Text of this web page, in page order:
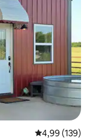
Průměrné
4,99 (139)